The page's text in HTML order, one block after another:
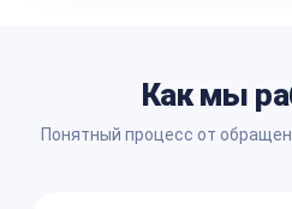
Как мы
Понятный процесс от